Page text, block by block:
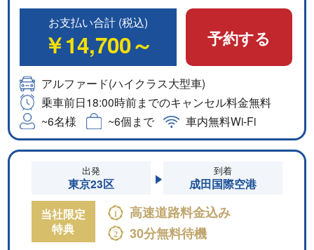
お支払い合計 (税込)
￥14,700～ 予約する
アルファード(ハイクラス大型車)
乗車前日18:00時前までのキャンセル料金無料
~6名様
~6個まで 車内無料Wi-Fi
出発
東京23区
到着
成田国際空港
当社限定
特典
高速道路料金込み
30分無料待機